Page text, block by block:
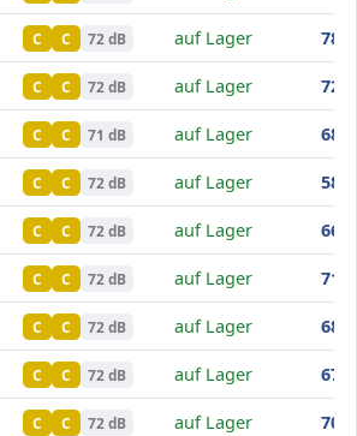
C C 72 dB auf Lager 78
C C 72 dB auf Lager 72
C C 71 dB auf Lager 68
C C 72 dB auf Lager 58
C C 72 dB auf Lager 66
C C 72 dB auf Lager 71
C C 72 dB auf Lager 68
C C 72 dB auf Lager 67
C C 72 dB auf Lager 70